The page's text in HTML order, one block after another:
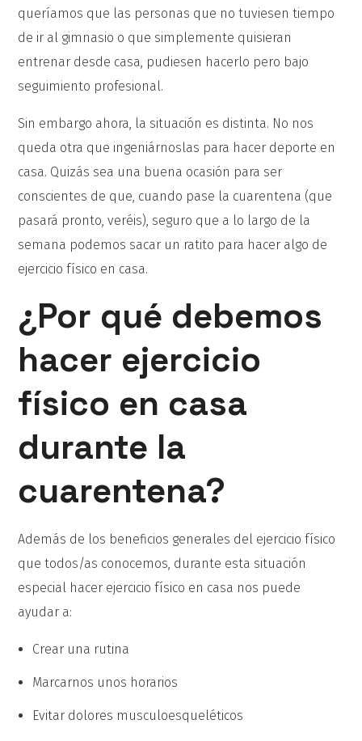
queríamos que las personas que no tuviesen tiempo
de ir al gimnasio o que simplemente quisieran
entrenar desde casa, pudiesen hacerlo pero bajo
seguimiento profesional.
Sin embargo ahora, la situación es distinta. No nos
queda otra que ingeniárnoslas para hacer deporte en
casa. Quizás sea una buena ocasión para ser
conscientes de que, cuando pase la cuarentena (que
pasará pronto, veréis), seguro que a lo largo de la
semana podemos sacar un ratito para hacer algo de
ejercicio físico en casa.
¿Por qué debemos
hacer ejercicio
físico en casa
durante la
cuarentena?
Además de los beneficios generales del ejercicio físico
que todos/as conocemos, durante esta situación
especial hacer ejercicio físico en casa nos puede
ayudar a:
Crear una rutina
Marcarnos unos horarios
Evitar dolores musculoesqueléticos